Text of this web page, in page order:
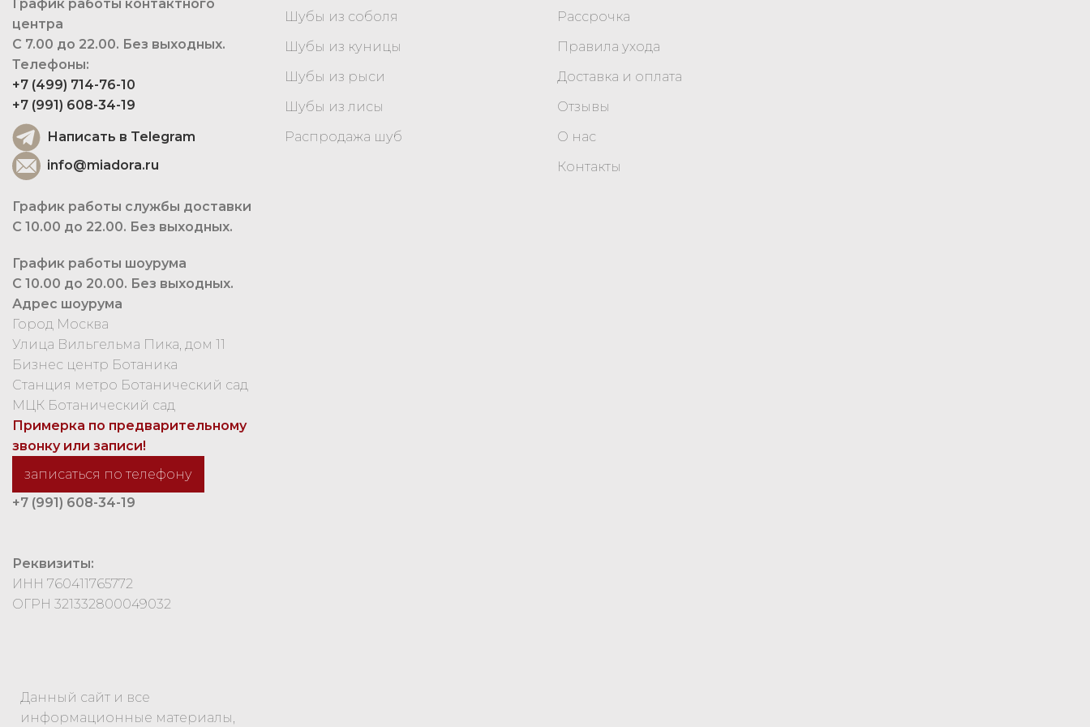
График работы контактного
центра
С 7.00 до 22.00. Без выходных.
Телефоны:
+7 (499) 714-76-10
+7 (991) 608-34-19
Написать в Telegram
info@miadora.ru
График работы службы доставки
С 10.00 до 22.00. Без выходных.
График работы шоурума
С 10.00 до 20.00. Без выходных.
Адрес шоурума
Город Москва
Улица Вильгельма Пика, дом 11
Бизнес центр Ботаника
Станция метро Ботанический сад
МЦК Ботанический сад
Примерка по предварительному
звонку или записи!
записаться по телефону
+7 (991) 608-34-19
Реквизиты:
ИНН 760411765772
ОГРН 321332800049032
Данный сайт и все
информационные материалы,
Шубы из соболя
Шубы из куницы
Шубы из рыси
Шубы из лисы
Распродажа шуб
Рассрочка
Правила ухода
Доставка и оплата
Отзывы
О нас
Контакты